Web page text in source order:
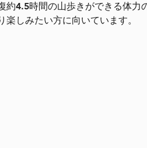
約4.5時間の山歩きができる体
しみたい方に向いています。